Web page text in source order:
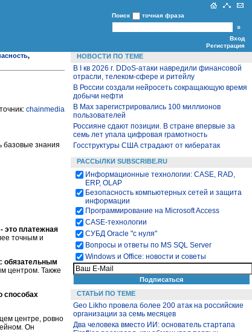
Поиск точная фраза
Вход
Регистрация
,
chainmedia
базовые знания
это платежная
точным и
обязательным
центром. Также
способах
центре, ровно
Он
НОВОСТИ ПО ТЕМЕ
В I кв 2026 г. DDoS-атаки навредили финансовой
отрасли, телеком-сфере и ритейлу
В России создали нейросеть сокращающую время
добычи нефти
В Max зарегистрировались 100 миллионов
пользователей
Россияне сдают позиции. В стране впервые за
семь лет упала цифровая грамотность
Госструктуры США страдают от кибератак
РАССЫЛКИ SUBSCRIBE.RU
Информационные технологии: CASE, RAD,
ERP, OLAP
Безопасность компьютерных сетей и защита
информации
Программирование на Microsoft Access
CASE-технологии
СУБД Oracle "с нуля"
Вопросы и ответы по MS SQL Server
Windows и Office: новости и советы
СТАТЬИ ПО ТЕМЕ
Geo Likho провела более 200 атак на российские
организации за семь месяцев
Два человека вместо ИИ: основатель стартапа